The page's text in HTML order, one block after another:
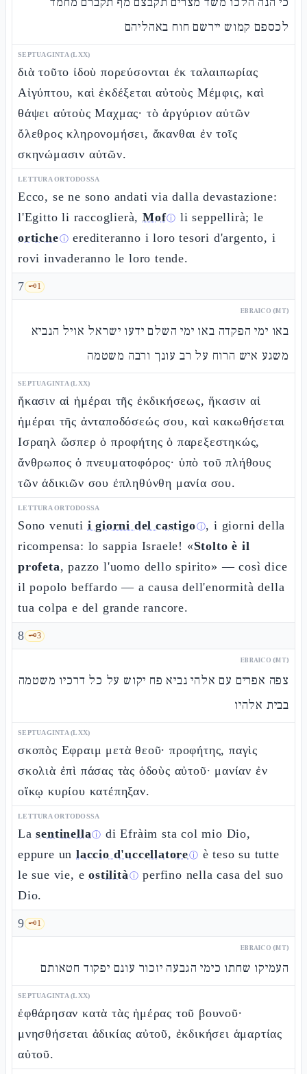
לכספם קמוש יירשם חוח באהליהם
SEPTUAGINTA (LXX)
διὰ τοῦτο ἰδοὺ πορεύσονται ἐκ ταλαιπωρίας
Αἰγύπτου, καὶ ἐκδέξεται αὐτοὺς Μέμφις, καὶ
θάψει αὐτοὺς Μαχμας· τὸ ἀργύριον αὐτῶν
ὄλεθρος κληρονομήσει, ἄκανθαι ἐν τοῖς
σκηνώμασιν αὐτῶν.
LETTURA ORTODOSSA
Ecco, se ne sono andati via dalla devastazione:
l'Egitto li raccoglierà,Mofⓘ li seppellirà; le
orticheⓘ erediteranno i loro tesori d'argento, i
rovi invaderanno le loro tende.
7 🗝️1
EBRAICO (MT)
באו ימי הפקדה באו ימי השלם ידעו ישראל אויל הנביא
משגע איש הרוח על רב עונך ורבה משטמה
SEPTUAGINTA (LXX)
ἥκασιν αἱ ἡμέραι τῆς ἐκδικήσεως, ἥκασιν αἱ
ἡμέραι τῆς ἀνταποδόσεώς σου, καὶ κακωθήσεται
Ισραηλ ὥσπερ ὁ προφήτης ὁ παρεξεστηκώς,
ἄνθρωπος ὁ πνευματοφόρος· ὑπὸ τοῦ πλήθους
τῶν ἀδικιῶν σου ἐπληθύνθη μανία σου.
LETTURA ORTODOSSA
Sono venuti i giorni del castigoⓘ, i giorni della
ricompensa: lo sappia Israele! «Stolto è il
profeta, pazzo l'uomo dello spirito» — così dice
il popolo beffardo — a causa dell'enormità della
tua colpa e del grande rancore.
8 🗝️3
EBRAICO (MT)
צפה אפרים עם אלהי נביא פח יקוש על כל דרכיו משטמה
בבית אלהיו
SEPTUAGINTA (LXX)
σκοπὸς Εφραιμ μετὰ θεοῦ· προφήτης, παγὶς
σκολιὰ ἐπὶ πάσας τὰς ὁδοὺς αὐτοῦ· μανίαν ἐν
οἴκῳ κυρίου κατέπηξαν.
LETTURA ORTODOSSA
Lasentinellaⓘ di Efràim sta col mio Dio,
eppure unlaccio d'uccellatoreⓘ è teso su tutte
le sue vie, eostilitàⓘ perfino nella casa del suo
Dio.
9 🗝️1
EBRAICO (MT)
העמיקו שחתו כימי הגבעה יזכור עונם יפקוד חטאותם
SEPTUAGINTA (LXX)
ἐφθάρησαν κατὰ τὰς ἡμέρας τοῦ βουνοῦ·
μνησθήσεται ἀδικίας αὐτοῦ, ἐκδικήσει ἁμαρτίας
αὐτοῦ.